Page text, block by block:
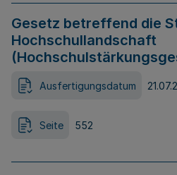
Gesetz betreffend die
Hochschullandschaft
Ausfertigungsdatum
Seite 552